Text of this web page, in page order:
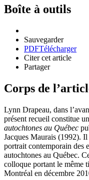
Boîte à outils
Sauvegarder
PDFTélécharger
Citer cet article
Partager
Corps de
Lynn Drapeau, dans
présent recueil constitue
autochtones au Québec
Jacques Maurais (1992).
portrait contemporain des
autochtones au Québec.
colloque portant le même
Montréal en décembre